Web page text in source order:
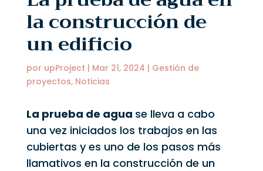
la construcción de
un edificio
por upProject | Mar 21, 2024 | Gestión de
proyectos, Noticias
La prueba de agua se lleva a cabo
una vez iniciados los trabajos en las
cubiertas y es uno de los pasos más
llamativos en la construcción de un